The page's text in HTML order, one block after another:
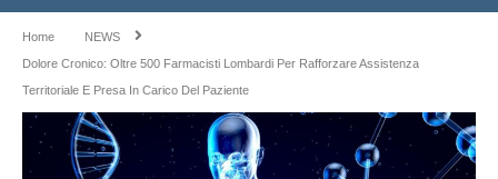
Home
NEWS
Dolore Cronico: Oltre 500 Farmacisti Lombardi Per Rafforzare Assistenza
Territoriale E Presa In Carico Del Paziente